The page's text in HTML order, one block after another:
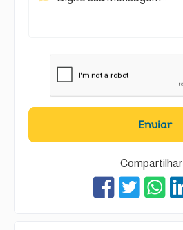
Enviar
Compartilhar